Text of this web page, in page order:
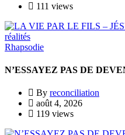
111 views
Rhapsodie
N’ESSAYEZ PAS DE
By reconciliation
août 4, 2026
119 views